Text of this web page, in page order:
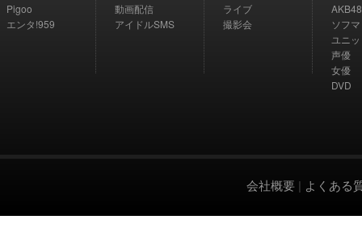
Pigoo
エンタ!959
動画配信
アイドルSMS
ライブ
撮影会
AKB48
ソフ
ユニ
声優
女優
DVD
会社概要 | よくある